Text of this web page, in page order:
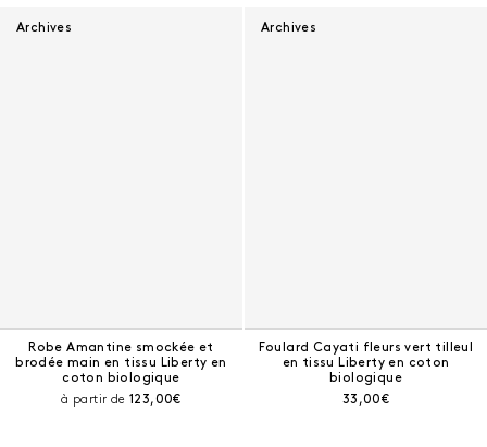
Archives
Robe Amantine smockée et
brodée main en tissu Liberty en
coton biologique
à partir de Prix courant :
123,00€
Archives
Foulard Cayati fleurs vert tilleul
en tissu Liberty en coton
biologique
Prix courant :
33,00€